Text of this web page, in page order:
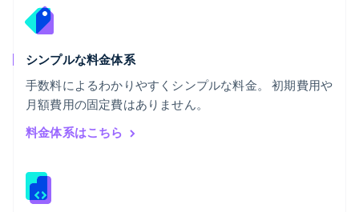
シンプルな料金体系
手数料によるわかりやすくシンプルな料金。 初期費用や
月額費用の固定費はありません。
料金体系はこちら
ポーランド
English
PortuguêsEnglish
English
マレーシア
English简体中文
メキシコ
ラトビア
リトアニア